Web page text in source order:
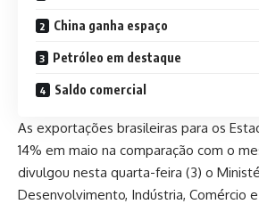
China ganha espaço
Petróleo em destaque
Saldo comercial
As exportações brasileiras para os
14% em maio na comparação com o
divulgou nesta quarta-feira (3) o
Desenvolvimento, Indústria, Comércio